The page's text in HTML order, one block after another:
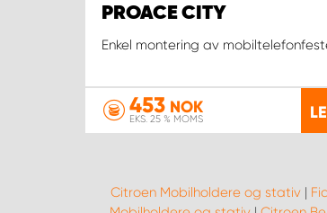
PROACE CITY
Enkel montering av
453 NOK
EKS. 25 % MOMS
Citroen Mobilholdere og stativ |